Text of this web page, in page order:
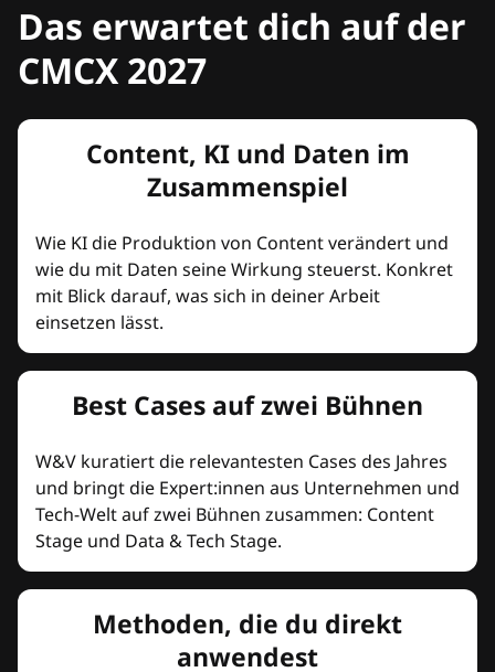
Das erwartet dich auf der
CMCX 2027
Content, KI und Daten im
Zusammenspiel
Wie KI die Produktion von Content verändert und
wie du mit Daten seine Wirkung steuerst. Konkret
mit Blick darauf, was sich in deiner Arbeit
einsetzen lässt.
Best Cases auf zwei Bühnen
W&V kuratiert die relevantesten Cases des Jahres
und bringt die Expert:innen aus Unternehmen und
Tech-Welt auf zwei Bühnen zusammen: Content
Stage und Data & Tech Stage.
Methoden, die du direkt
anwendest